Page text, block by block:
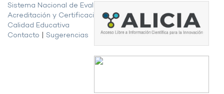
Sistema Nacional de Evaluación,
Acreditación y Certificación de la
Calidad Educativa
Contacto
Sugerencias